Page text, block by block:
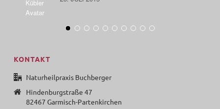
KONTAKT
Naturheilpraxis Buchberger
Hindenburgstraße 47
82467 Garmisch-Partenkirchen